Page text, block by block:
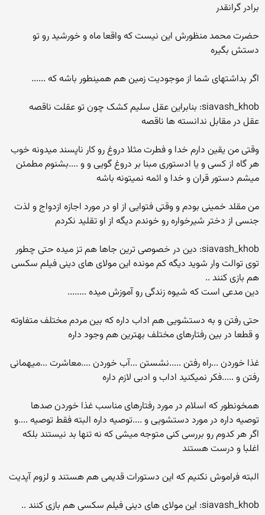
برادر گرانقدر
حضرت محمد منظورش این نیست که واقعا ماه و خورشید رو تو
دستش بگیره
اگر بداشتهای شما از موجودیت زمین هم همینطور باشه که ......
siavash_khob: بنابراین عقل سلیم کشک چون تو عقلت ناقصه
عقل در مقابل ندانسته ها ناقصه
وقتی من یقین دارم خدا و فطرت مثلا دروغ رو کار ناپسند میدونه خوب
هر گاه از کسی و یا ادستوری مبنا بر دروغ گویی و و ....بشنوم مطمئن
میشم دستور قران و خدا و ائمه نمیتونه باشه
من مقلد خمینی بودم و وقتی فتوایی از او در مورد اجازه ازدواج و لذت
جنسی از دختر شیرخواره رو خوندم دیگه از او تقلید نکردم
siavash_khob: دین در خصوصی ترین جاها هم تز میده حتی چطور
توی توالت وار شوید دیگه کم مونده این مولای های دینی فیلم سکسی
هم بازی کنند ..
دین مدعی است که شیوه زندگی رو آموزش میده ........
حتی رفتن و به دستشویی هم اداب داره که بین مردم مختلف متفاوته
و قطعا در بین رفتارهای مختلف بهترین هم وجود داره
غذا خوردن ...راه رفتن .....نشستن ...آب خوردن ....معاشرت ...میهمانی
رفتن و .....فکر نمیکنید اداب و ادبی لازم داره
همخونطور که اسلام در مورد رفتارهای مناسب غذا خوردن صدها
توصیه داره در مورد دستشویی و ....توصیه داره البته فقط توصیه ....و
اگر هر کدوم رو بررسی کنی متوجه میشی که نه تنها بد نیستند بلکه
اغلبا و درست هستند
البته فراموش نکنیم که این دستورات قدیمی هم هستند و لزوم آپدیت
siavash_khob: این مولای های دینی فیلم سکسی هم بازی کنند ..